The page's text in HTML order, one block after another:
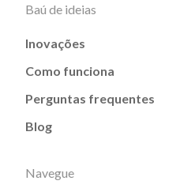
Baú de ideias
Inovações
Como funciona
Perguntas frequentes
Blog
Navegue